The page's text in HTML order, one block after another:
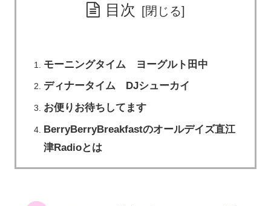
目次
モーニングタイム ヨーグルト田中
ディナータイム DJシューカイ
お便りお待ちしてます
BerryBerryBreakfastのオールデイズ直江
津Radioとは